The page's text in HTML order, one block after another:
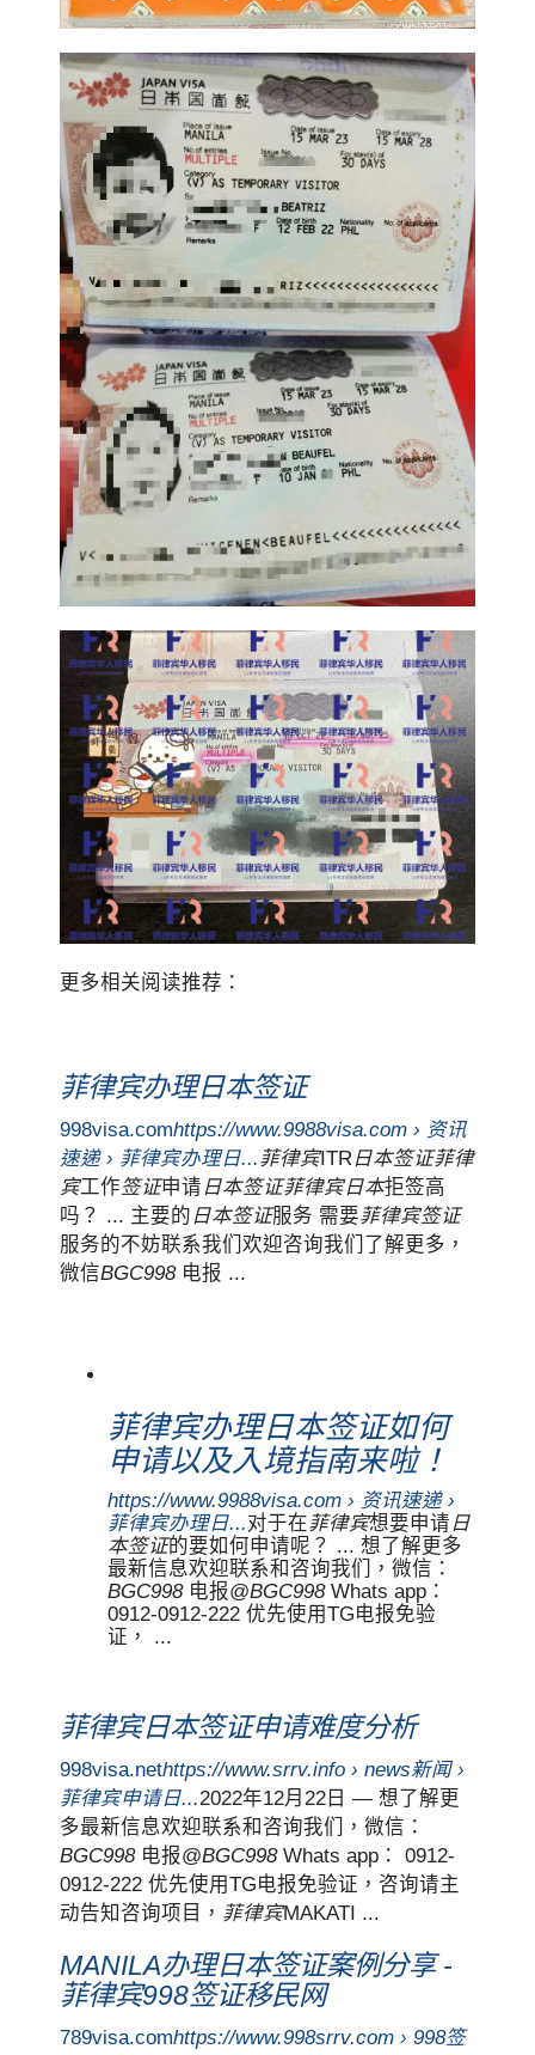
更多相关阅读推荐：
菲律宾办理日本签证
998visa.comhttps://www.9988visa.com › 资讯
速递 › 菲律宾办理日...菲律宾ITR 日本签证菲律
宾工作签证申请 日本签证菲律宾日本拒签高
吗？ ... 主要的 日本签证服务 需要菲律宾签证
服务的不妨联系我们欢迎咨询我们了解更多，
微信BGC998电报 ...
菲律宾办理日本签证如何
申请以及入境指南来啦！
https://www.9988visa.com › 资讯速递 ›
菲律宾办理日...对于在菲律宾想要申请 日
本签证的要如何申请呢？ ... 想了解更多
最新信息欢迎联系和咨询我们，微信：
BGC998电报@BGC998Whats app：
0912-0912-222 优先使用TG电报免验
证， ...
菲律宾日本签证申请难度分析
998visa.nethttps://www.srrv.info › news新闻 ›
菲律宾申请日...2022年12月22日 — 想了解更
多最新信息欢迎联系和咨询我们，微信：
BGC998电报@BGC998Whats app： 0912-
0912-222 优先使用TG电报免验证，咨询请主
动告知咨询项目， 菲律宾MAKATI ...
MANILA办理日本签证案例分享 -
菲律宾998签证移民网
789visa.comhttps://www.998srrv.com › 998签